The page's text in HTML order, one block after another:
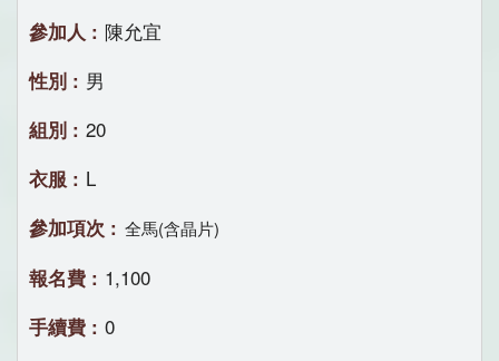
陳允宜
男
20
L
全馬(含晶片)
1,100
0